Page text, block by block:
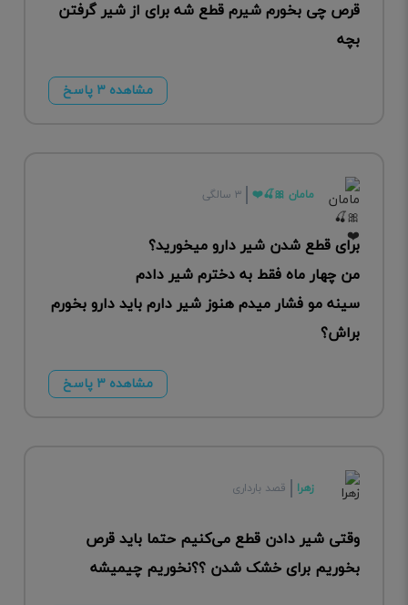
قرص چی بخورم شیرم قطع شه برای از شیر گرفتن
بچه
مشاهده ۳ پاسخ
مامان 🎀🍒❤️ ۳ سالگی
برای قطع شدن شیر دارو میخورید؟
من چهار ماه فقط به دخترم شیر دادم
سینه مو فشار میدم هنوز شیر دارم باید دارو بخورم
براش؟
مشاهده ۳ پاسخ
زهرا قصد بارداری
وقتی شیر دادن قطع می‌کنیم حتما باید قرص
بخوریم برای خشک شدن ؟؟نخوریم چیمیشه